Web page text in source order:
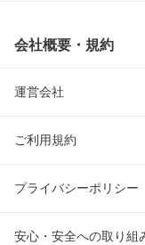
会社概要・規約
運営会社
ご利用規約
プライバシーポリシー
安心・安全への取り組